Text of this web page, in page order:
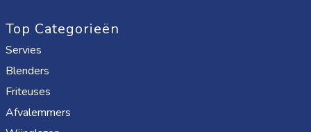
Top Categorieën
Servies
Blenders
Friteuses
Afvalemmers